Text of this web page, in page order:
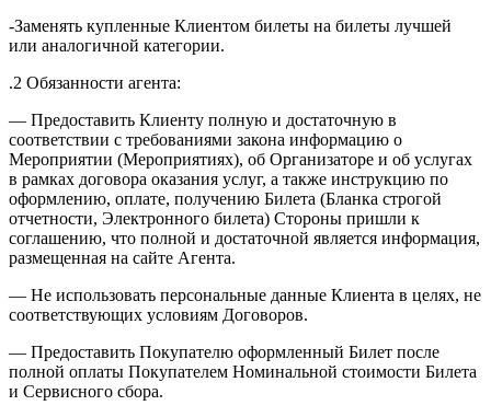
-Заменять купленные Клиентом билеты на билеты лучшей
или аналогичной категории.
.2 Обязанности агента:
— Предоставить Клиенту полную и достаточную в
соответствии с требованиями закона информацию о
Мероприятии (Мероприятиях), об Организаторе и об услугах
в рамках договора оказания услуг, а также инструкцию по
оформлению, оплате, получению Билета (Бланка строгой
отчетности, Электронного билета) Стороны пришли к
соглашению, что полной и достаточной является информация,
размещенная на сайте Агента.
— Не использовать персональные данные Клиента в целях, не
соответствующих условиям Договоров.
— Предоставить Покупателю оформленный Билет после
полной оплаты Покупателем Номинальной стоимости Билета
и Сервисного сбора.